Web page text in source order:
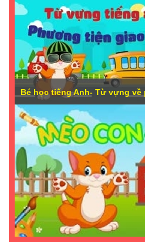
Bé học tiếng Anh- Từ vựng